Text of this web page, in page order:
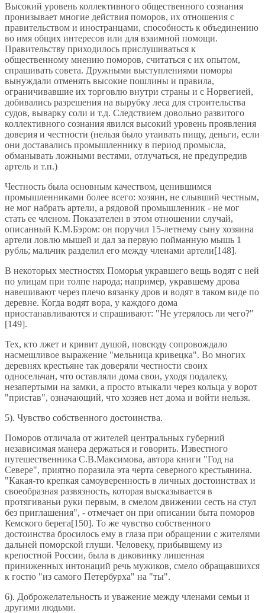
Высокий уровень коллективного общественного сознания
пронизывает многие действия поморов, их отношения с
правительством и иностранцами, способность к объединению
во имя общих интересов или для взаимной помощи.
Правительству приходилось прислушиваться к
общественному мнению поморов, считаться с их опытом,
спрашивать совета. Дружными выступлениями поморы
вынуждали отменять высокие пошлины и правила,
ограничивавшие их торговлю внутри страны и с Норвегией,
добивались разрешения на вырубку леса для строительства
судов, выварку соли и т.д. Следствием довольно развитого
коллективного сознания явился высокий уровень проявления
доверия и честности (нельзя было утаивать пищу, деньги, если
они доставались промышленнику в период промысла,
обманывать ложными вестями, отлучаться, не предупредив
артель и т.п.)
Честность была основным качеством, ценившимся
промышленниками более всего: хозяин, не слывший честным,
не мог набрать артели, а рядовой промышленник - не мог
стать ее членом. Показателен в этом отношении случай,
описанный К.М.Бэром: он поручил 15-летнему сыну хозяина
артели ловлю мышей и дал за первую пойманную мышь 1
рубль; мальчик разделил его между членами артели[148].
В некоторых местностях Поморья укравшего вещь водят с ней
по улицам при толпе народа; например, укравшему дрова
навешивают через плечо вязанку дров и водят в таком виде по
деревне. Когда водят вора, у каждого дома
приостанавливаются и спрашивают: "Не утерялось ли чего?"
[149].
Тех, кто лжет и кривит душой, повсюду сопровождало
насмешливое выражение "мельница кривецка". Во многих
деревнях крестьяне так доверяли честности своих
односельчан, что оставляли дома свои, уходя подалеку,
незапертыми на замки, а просто втыкали через кольца у ворот
"пристав", означающий, что хозяев нет дома и войти нельзя.
5). Чувство собственного достоинства.
Поморов отличала от жителей центральных губерний
независимая манера держаться и говорить. Известного
путешественника С.В.Максимова, автора книги "Год на
Севере", приятно поразила эта черта северного крестьянина.
"Какая-то крепкая самоуверенность в личных достоинствах и
своеобразная развязность, которая высказывается в
протягиваньи руки первым, в смелом движении сесть на стул
без приглашения", - отмечает он при описании быта поморов
Кемского берега[150]. То же чувство собственного
достоинства бросилось ему в глаза при обращении с жителями
дальней поморской глуши. Человеку, прибывшему из
крепостной России, была в диковинку лишенная
приниженных интонаций речь мужиков, смело обращавшихся
к гостю "из самого Петербурха" на "ты".
6). Доброжелательность и уважение между членами семьи и
другими людьми.